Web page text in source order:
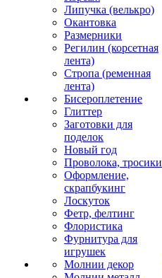
Липучка (велькро)
Окантовка
Размерники
Регилин (корсетная
лента)
Стропа (ременная
лента)
Бисероплетение
Глиттер
Заготовки для
поделок
Новый год
Проволока, тросики
Оформление,
скрапбукинг
Лоскуток
Фетр, фелтинг
Флористика
Фурнитура для
игрушек
Молнии декор